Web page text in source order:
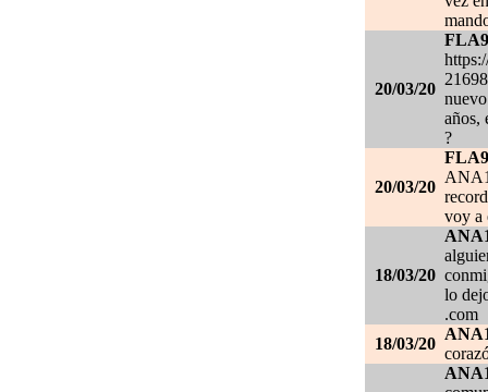
20/03/20
años,
?
20/03/20
voy a
18/03/20
lo
.com
18/03/20